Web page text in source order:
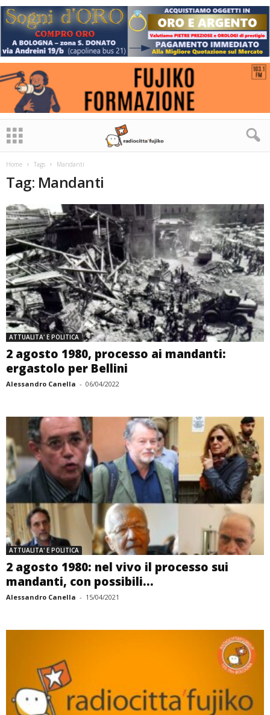
Home Tags Mandanti
Tag: Mandanti
ATTUALITA' E POLITICA
2 agosto 1980, processo ai mandanti:
ergastolo per Bellini
Alessandro Canella - 06/04/2022
ATTUALITA' E POLITICA
2 agosto 1980: nel vivo il processo sui
mandanti, con possibili...
Alessandro Canella - 15/04/2021